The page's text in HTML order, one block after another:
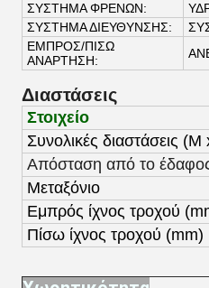
ΣΥΣΤΗΜΑ ΦΡΕΝΩΝ:
ΣΥΣΤΗΜΑ ΔΙΕΥΘΥΝΣΗΣ:
ΕΜΠΡΟΣ/ΠΙΣΩ
ΑΝΑΡΤΗΣΗ:
Διαστάσεις
Στοιχείο
Συνολικές διαστάσεις
Απόσταση από το
Μεταξόνιο
Εμπρός ίχνος τροχού
Πίσω ίχνος τροχού (mm)